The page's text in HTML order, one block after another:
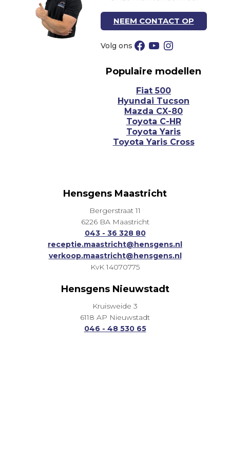
NEEM CONTACT OP
Facebook YouTube Instagram
Populaire modellen
Fiat 500
Hyundai Tucson
Mazda CX-80
Toyota C-HR
Toyota Yaris
Toyota Yaris Cross
Hensgens Maastricht
Bergerstraat 11
6226 BA Maastricht
043 - 36 328 80
receptie.maastricht@hensgens.nl
verkoop.maastricht@hensgens.nl
KvK 14070775
Hensgens Nieuwstadt
Kruisweide 3
6118 AP Nieuwstadt
046 - 48 530 65